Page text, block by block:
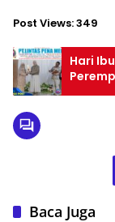
Post Views:349
Hari
Baca Juga